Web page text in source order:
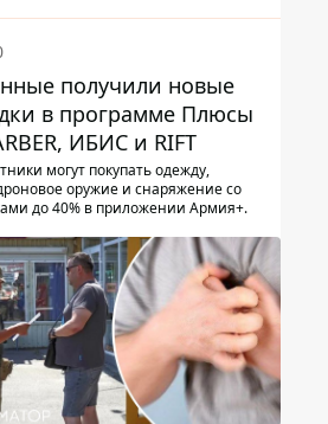
получили новые
в программе Плюсы
ИБИС и RIFT
могут покупать одежду,
оружие и снаряжение со
до 40% в приложении Армия+.